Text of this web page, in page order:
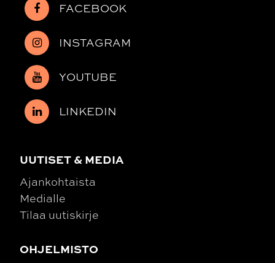
FACEBOOK
INSTAGRAM
YOUTUBE
LINKEDIN
UUTISET & MEDIA
Ajankohtaista
Medialle
Tilaa uutiskirje
OHJELMISTO